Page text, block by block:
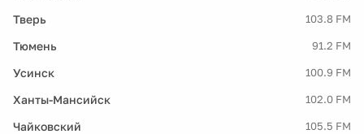
Тверь 103.8 FM
Тюмень 91.2 FM
Усинск 100.9 FM
Ханты-Мансийск 102.0 FM
Чайковский 105.5 FM